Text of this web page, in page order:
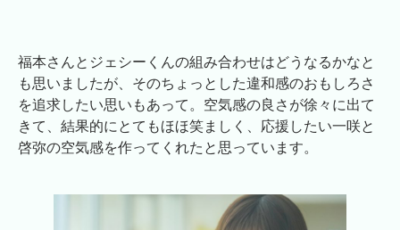
福本さんとジェシーくんの組み合わせはどうなるかなと
も思いましたが、そのちょっとした違和感のおもしろさ
を追求したい思いもあって。空気感の良さが徐々に出て
きて、結果的にとてもほほ笑ましく、応援したい一咲と
啓弥の空気感を作ってくれたと思っています。